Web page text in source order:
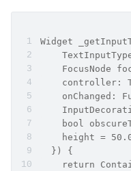
Widget
FocusNode
controller:
onChanged:
bool
height =
  }) {
return